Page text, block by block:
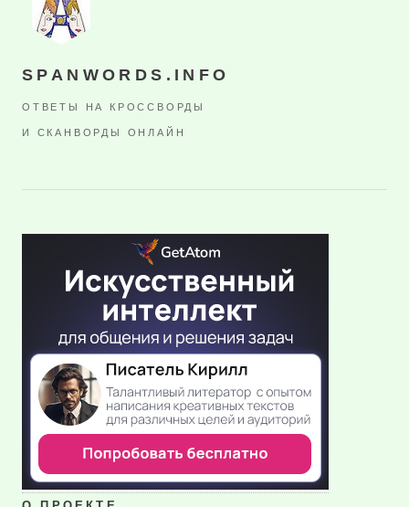
SPANWORDS.INFO
ОТВЕТЫ НА КРОССВОРДЫ
И СКАНВОРДЫ ОНЛАЙН